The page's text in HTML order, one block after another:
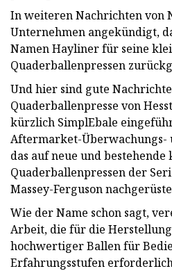
In weiteren Nachrichten von
Unternehmen angekündigt,
Namen Hayliner für seine
Quaderballenpressen
Und hier sind gute
Quaderballenpresse von
kürzlich SimplEbale
Aftermarket-Überwachungs-
das auf neue und bestehende
Quaderballenpressen der
Massey-Ferguson
Wie der Name schon sagt,
Arbeit, die für die
hochwertiger Ballen für
Erfahrungsstufen